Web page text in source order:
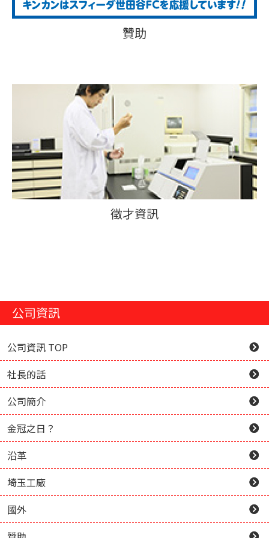
贊助
徵才資訊
公司資訊
公司資訊 TOP
社長的話
公司簡介
金冠之日？
沿革
埼玉工廠
國外